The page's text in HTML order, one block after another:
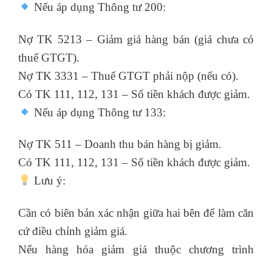
Nếu áp dụng Thông tư 200:
Nợ TK 5213 – Giảm giá hàng bán (giá chưa có
thuế GTGT).
Nợ TK 3331 – Thuế GTGT phải nộp (nếu có).
Có TK 111, 112, 131 – Số tiền khách được giảm.
Nếu áp dụng Thông tư 133:
Nợ TK 511 – Doanh thu bán hàng bị giảm.
Có TK 111, 112, 131 – Số tiền khách được giảm.
Lưu ý:
Cần có biên bản xác nhận giữa hai bên để làm căn
cứ điều chỉnh giảm giá.
Nếu hàng hóa giảm giá thuộc chương trình